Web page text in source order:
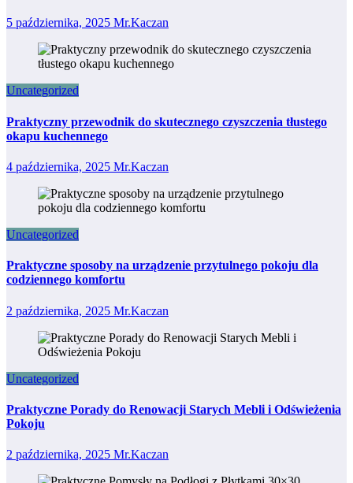
5 października, 2025 Mr.Kaczan
Uncategorized
Praktyczny przewodnik do skutecznego czyszczenia tłustego
okapu kuchennego
4 października, 2025 Mr.Kaczan
Uncategorized
Praktyczne sposoby na urządzenie przytulnego pokoju dla
codziennego komfortu
2 października, 2025 Mr.Kaczan
Uncategorized
Praktyczne Porady do Renowacji Starych Mebli i Odświeżenia
Pokoju
2 października, 2025 Mr.Kaczan